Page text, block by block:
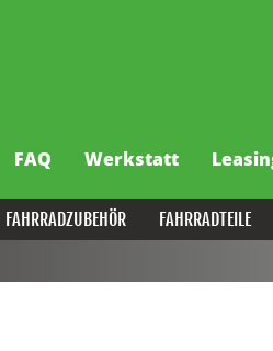
FAQ Werkstatt
FAHRRADZUBEHÖR FAHRRADTEILE